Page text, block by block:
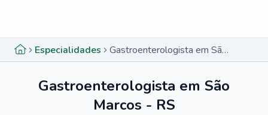
Especialidades Gastroenterologista em São Marcos - RS
Gastroenterologista em São
Marcos - RS